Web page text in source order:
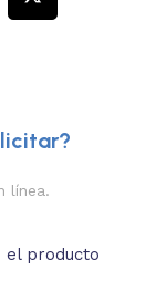
línea.
el producto